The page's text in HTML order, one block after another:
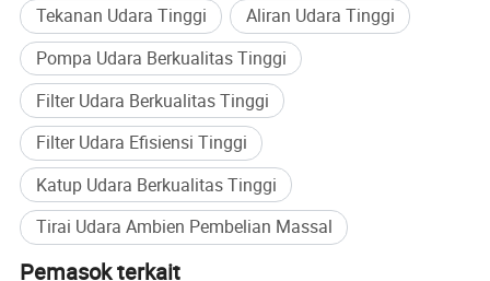
Tekanan Udara Tinggi
Aliran Udara Tinggi
Pompa Udara Berkualitas Tinggi
Filter Udara Berkualitas Tinggi
Filter Udara Efisiensi Tinggi
Katup Udara Berkualitas Tinggi
Tirai Udara Ambien Pembelian Massal
Pemasok terkait